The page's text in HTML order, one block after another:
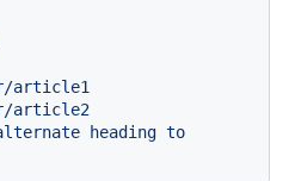
article1
article2
heading to